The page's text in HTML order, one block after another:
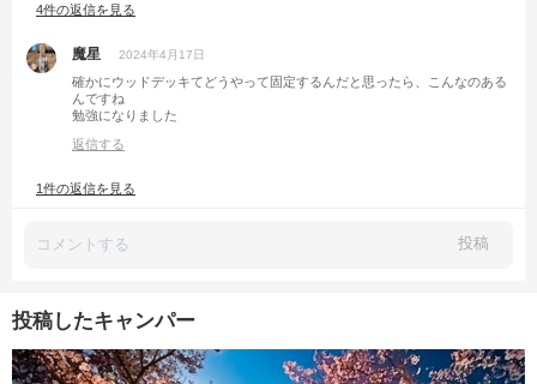
4件の返信を見る
魔星 2024年4月17日
確かにウッドデッキてどうやって固定するんだと思ったら、こんなのある
んですね
勉強になりました
返信する
1件の返信を見る
投稿
投稿したキャンパー